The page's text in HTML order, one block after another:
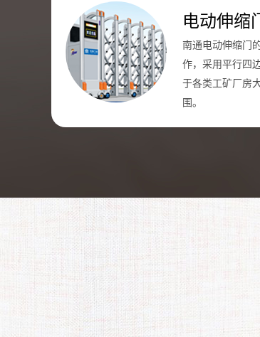
电动伸缩门
南通电动伸缩门
作，采用平行四
于各类工矿厂房
围。